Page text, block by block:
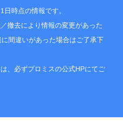
時点の情報です。
撤去により情報の変更があった
間違いがあった場合はご了承下
、必ずプロミスの公式HPにてご